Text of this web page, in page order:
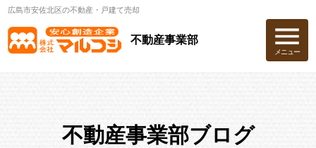
広島市安佐北区の不動産・戸建て売却
不動産事業部
メニュー
不動産事業部ブログ